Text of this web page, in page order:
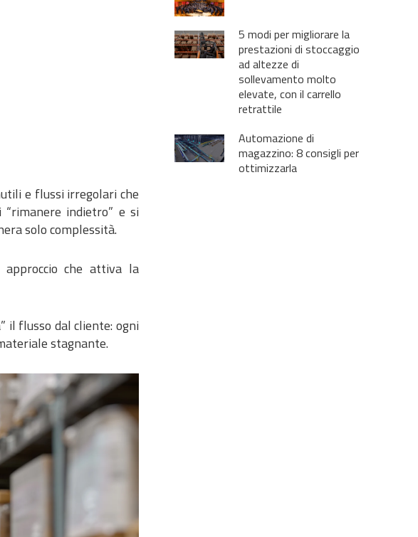
e flussi irregolari che
indietro” e si
solo complessità.
che attiva la
il flusso dal cliente: ogni
stagnante.
5 modi per migliorare la
prestazioni di stoccaggio
ad altezze di
sollevamento molto
elevate, con il carrello
retrattile
Automazione di
magazzino: 8 consigli per
ottimizzarla